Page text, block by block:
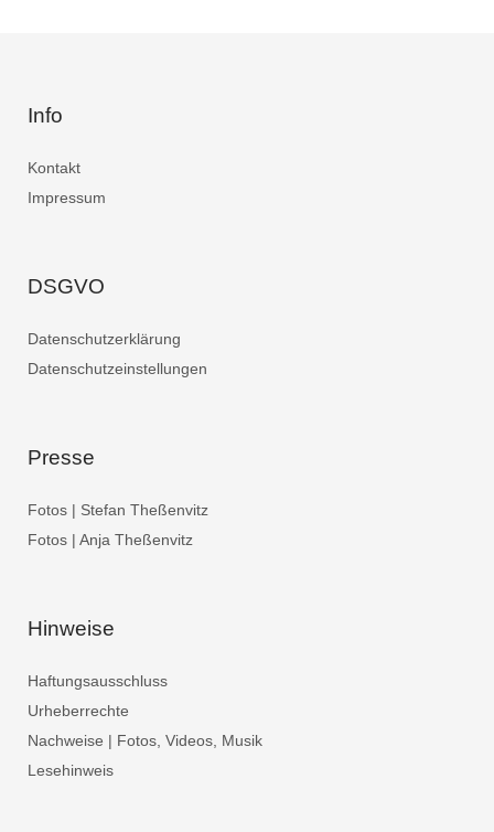
Info
Kontakt
Impressum
DSGVO
Datenschutzerklärung
Datenschutzeinstellungen
Presse
Fotos | Stefan Theßenvitz
Fotos | Anja Theßenvitz
Hinweise
Haftungsausschluss
Urheberrechte
Nachweise | Fotos, Videos, Musik
Lesehinweis